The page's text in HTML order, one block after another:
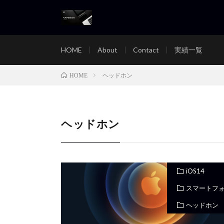
HOME About Contact 実績一覧
HOME ヘッドホン
ヘッドホン
iOS14
スマートフ
ヘッドホン